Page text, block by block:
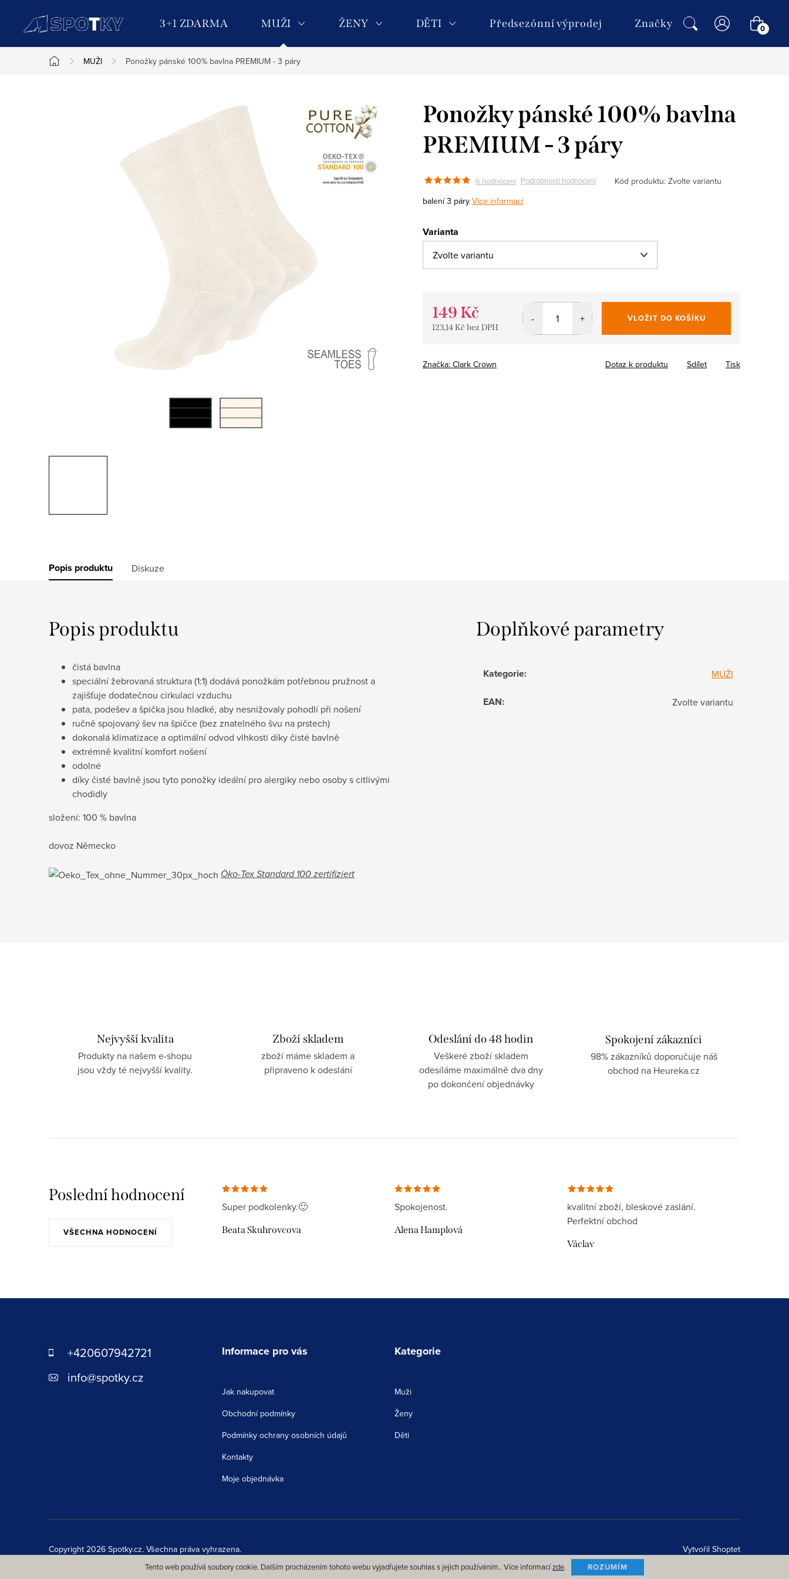
Tento web používá soubory cookie. Dalším procházením tohoto webu vyjadřujete souhlas s jejich používáním.. Více informacízde. ROZUMÍM
obsah
3+1 ZDARMA MUŽI ŽENY DĚTI Předsezónní výprodej Značky
Domů
MUŽI Ponožky pánské 100% bavlna PREMIUM - 3 páry
Ponožky pánské 100% bavlna
PREMIUM - 3 páry
6 hodnocení Podrobnosti hodnocení Kód produktu: Zvolte variantu
balení 3 páry Více informací
Varianta
149 Kč
123,14 Kč bez DPH
VLOŽIT DO KOŠÍKU
Značka: Clark Crown Tisk
Dotaz k produktu Sdílet
Popis produktu Diskuze
Popis produktu
čistá bavlna
speciální žebrovaná struktura (1:1) dodává ponožkám potřebnou pružnost a
zajišťuje dodatečnou cirkulaci vzduchu
pata, podešev a špička jsou hladké, aby nesnižovaly pohodlí při nošení
ručně spojovaný šev na špičce (bez znatelného švu na prstech)
dokonalá klimatizace a optimální odvod vlhkosti díky čisté bavlně
extrémně kvalitní komfort nošení
odolné
díky čisté bavlně jsou tyto ponožky ideální pro alergiky nebo osoby s citlivými
chodidly
složení: 100 % bavlna
dovoz Německo
Öko-Tex Standard 100 zertifiziert
Doplňkové parametry
Kategorie: MUŽI
EAN: Zvolte variantu
Nejvyšší kvalita
Produkty na našem e-shopu
jsou vždy té nejvyšší kvality.
Zboží skladem
zboží máme skladem a
připraveno k odeslání
Odeslání do 48 hodin
Veškeré zboží skladem
odesíláme maximálně dva dny
po dokončení objednávky
Spokojení zákazníci
98% zákazníků doporučuje náš
obchod na Heureka.cz
Poslední hodnocení
VŠECHNA HODNOCENÍ
Super podkolenky.🙂
Beata Skuhrovcova
Spokojenost.
Alena Hamplová
kvalitní zboží, bleskové zaslání.
Perfektní obchod
Václav
+420607942721
info@spotky.cz
Informace pro vás
Jak nakupovat
Obchodní podmínky
Podmínky ochrany osobních údajů
Kontakty
Moje objednávka
Kategorie
Muži
Ženy
Děti
Vytvořil Shoptet
Copyright 2026 Spotky.cz. Všechna práva vyhrazena.